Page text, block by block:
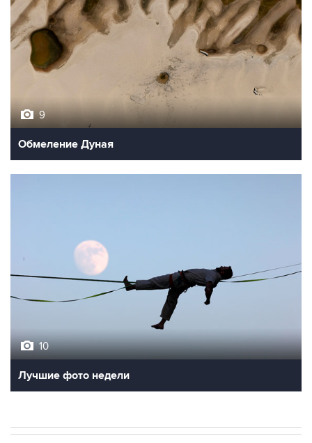
9
Обмеление Дуная
10
Лучшие фото недели